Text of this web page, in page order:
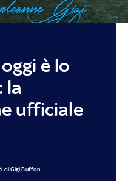
è lo
la
ufficiale
di Gigi Buffon